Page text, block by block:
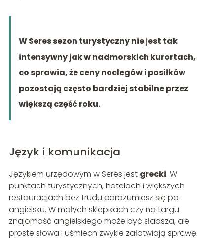
W Seres sezon turystyczny nie jest tak
intensywny jak w nadmorskich kurortach,
co sprawia, że ceny noclegów i posiłków
pozostają często bardziej stabilne przez
większą część roku.
Język i komunikacja
Językiem urzędowym w Seres jest grecki. W
punktach turystycznych, hotelach i większych
restauracjach bez trudu porozumiesz się po
angielsku. W małych sklepikach czy na targu
znajomość angielskiego może być słabsza, ale
proste słowa i uśmiech zwykle załatwiają sprawę.